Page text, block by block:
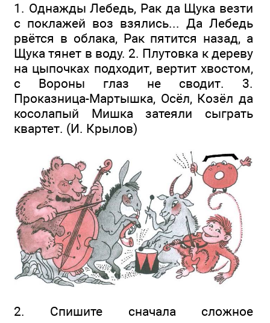
1. Однажды Лебедь, Рак да Щука везти
с поклажей воз взялись... Да Лебедь
рвётся в облака, Рак пятится назад, а
Щука тянет в воду. 2. Плутовка к дереву
на цыпочках подходит, вертит хвостом,
с Вороны глаз не сводит. 3.
Проказница-Мартышка, Осёл, Козёл да
косолапый Мишка затеяли сыграть
квартет. (И. Крылов)
2. Спишите сначала сложное